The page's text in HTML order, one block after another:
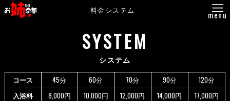
料金システム
menu
SYSTEM
システム
コース 45分 60分 70分 90分
120分
入浴料
8,000円 10,000円 12,000円 14,000円
17,000円